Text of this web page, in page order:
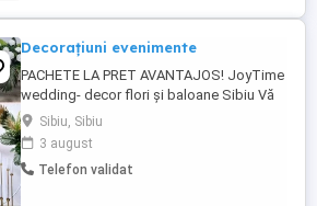
Decorațiuni evenimente
PACHETE LA PRET AVANTAJOS! JoyTime
wedding- decor flori și baloane Sibiu Vă
aștept pentru rezervări Fie vorba despre
nunta, cununie, botez sau aniversare noi
va stam la dispozitie cu decoruri de
poveste. Alege Pachetul Complet pentru
Sibiu, Sibiu
3 august
Telefon validat